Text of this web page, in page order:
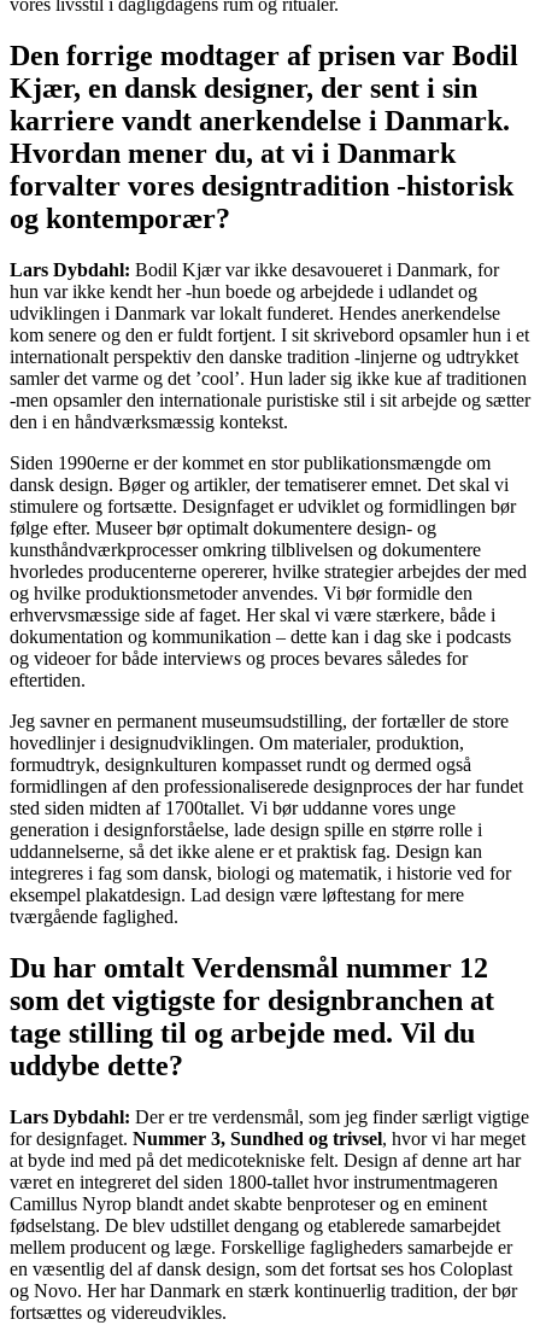
vores livsstil i dagligdagens rum og ritualer.
Den forrige modtager af prisen var Bodil
Kjær, en dansk designer, der sent i sin
karriere vandt anerkendelse i Danmark.
Hvordan mener du, at vi i Danmark
forvalter vores designtradition -historisk
og kontemporær?
Lars Dybdahl: Bodil Kjær var ikke desavoueret i Danmark, for
hun var ikke kendt her -hun boede og arbejdede i udlandet og
udviklingen i Danmark var lokalt funderet. Hendes anerkendelse
kom senere og den er fuldt fortjent. I sit skrivebord opsamler hun i et
internationalt perspektiv den danske tradition -linjerne og udtrykket
samler det varme og det ’cool’. Hun lader sig ikke kue af traditionen
-men opsamler den internationale puristiske stil i sit arbejde og sætter
den i en håndværksmæssig kontekst.
Siden 1990erne er der kommet en stor publikationsmængde om
dansk design. Bøger og artikler, der tematiserer emnet. Det skal vi
stimulere og fortsætte. Designfaget er udviklet og formidlingen bør
følge efter. Museer bør optimalt dokumentere design- og
kunsthåndværkprocesser omkring tilblivelsen og dokumentere
hvorledes producenterne opererer, hvilke strategier arbejdes der med
og hvilke produktionsmetoder anvendes. Vi bør formidle den
erhvervsmæssige side af faget. Her skal vi være stærkere, både i
dokumentation og kommunikation – dette kan i dag ske i podcasts
og videoer for både interviews og proces bevares således for
eftertiden.
Jeg savner en permanent museumsudstilling, der fortæller de store
hovedlinjer i designudviklingen. Om materialer, produktion,
formudtryk, designkulturen kompasset rundt og dermed også
formidlingen af den professionaliserede designproces der har fundet
sted siden midten af 1700tallet. Vi bør uddanne vores unge
generation i designforståelse, lade design spille en større rolle i
uddannelserne, så det ikke alene er et praktisk fag. Design kan
integreres i fag som dansk, biologi og matematik, i historie ved for
eksempel plakatdesign. Lad design være løftestang for mere
tværgående faglighed.
Du har omtalt Verdensmål nummer 12
som det vigtigste for designbranchen at
tage stilling til og arbejde med. Vil du
uddybe dette?
Lars Dybdahl: Der er tre verdensmål, som jeg finder særligt vigtige
for designfaget. Nummer 3, Sundhed og trivsel, hvor vi har meget
at byde ind med på det medicotekniske felt. Design af denne art har
været en integreret del siden 1800-tallet hvor instrumentmageren
Camillus Nyrop blandt andet skabte benproteser og en eminent
fødselstang. De blev udstillet dengang og etablerede samarbejdet
mellem producent og læge. Forskellige fagligheders samarbejde er
en væsentlig del af dansk design, som det fortsat ses hos Coloplast
og Novo. Her har Danmark en stærk kontinuerlig tradition, der bør
fortsættes og videreudvikles.